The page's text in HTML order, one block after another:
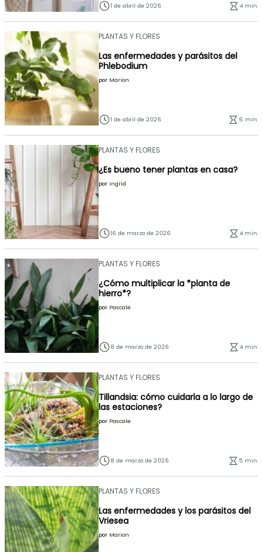
1 de abril de 2026 4 min.
PLANTAS Y FLORES
Las enfermedades y parásitos del
Phlebodium
por Marion
1 de abril de 2026 6 min.
PLANTAS Y FLORES
¿Es bueno tener plantas en casa?
por Ingrid
16 de marzo de 2026 4 min.
PLANTAS Y FLORES
¿Cómo multiplicar la *planta de
hierro*?
por Pascale
8 de marzo de 2026 4 min.
PLANTAS Y FLORES
Tillandsia: cómo cuidarla a lo largo de
las estaciones?
por Pascale
8 de marzo de 2026 5 min.
PLANTAS Y FLORES
Las enfermedades y los parásitos del
Vriesea
por Marion